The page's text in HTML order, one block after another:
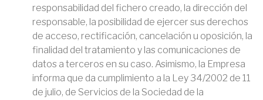
responsabilidad del fichero creado, la dirección del
responsable, la posibilidad de ejercer sus derechos
de acceso, rectificación, cancelación u oposición, la
finalidad del tratamiento y las comunicaciones de
datos a terceros en su caso. Asimismo, la Empresa
informa que da cumplimiento a la Ley 34/2002 de 11
de julio, de Servicios de la Sociedad de la